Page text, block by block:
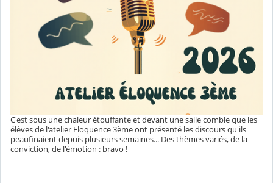
C'est sous une chaleur étouffante et devant une salle comble que les
élèves de l'atelier Eloquence 3ème ont présenté les discours qu'ils
peaufinaient depuis plusieurs semaines... Des thèmes variés, de la
conviction, de l'émotion : bravo !